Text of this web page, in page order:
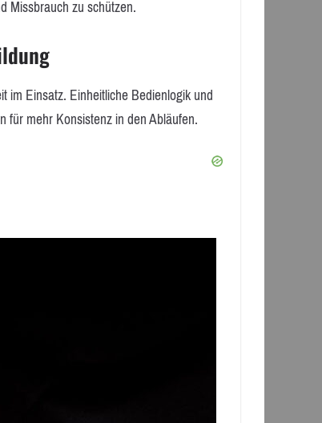
Missbrauch zu schützen.
im Einsatz. Einheitliche Bedienlogik und
für mehr Konsistenz in den Abläufen.